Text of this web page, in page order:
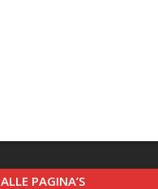
ALLE PAGINA’S